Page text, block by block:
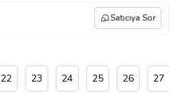
Satıcıya Sor
22 23 24 25 26 27